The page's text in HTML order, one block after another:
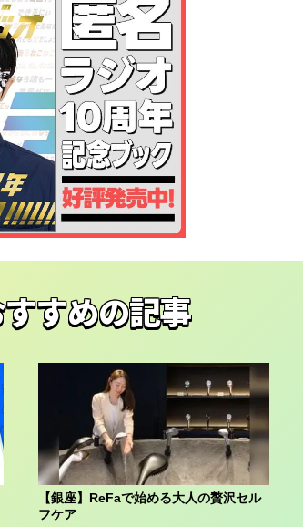
すめの記事
【銀座】ReFaで始める大人の贅沢セル
フケア